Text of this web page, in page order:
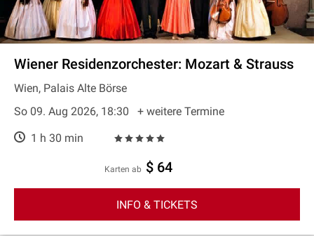
Wiener Residenzorchester: Mozart & Strauss
Wien, Palais Alte Börse
So 09. Aug 2026, 18:30
+ weitere Termine
1 h 30 min
Karten ab $ 64
INFO & TICKETS